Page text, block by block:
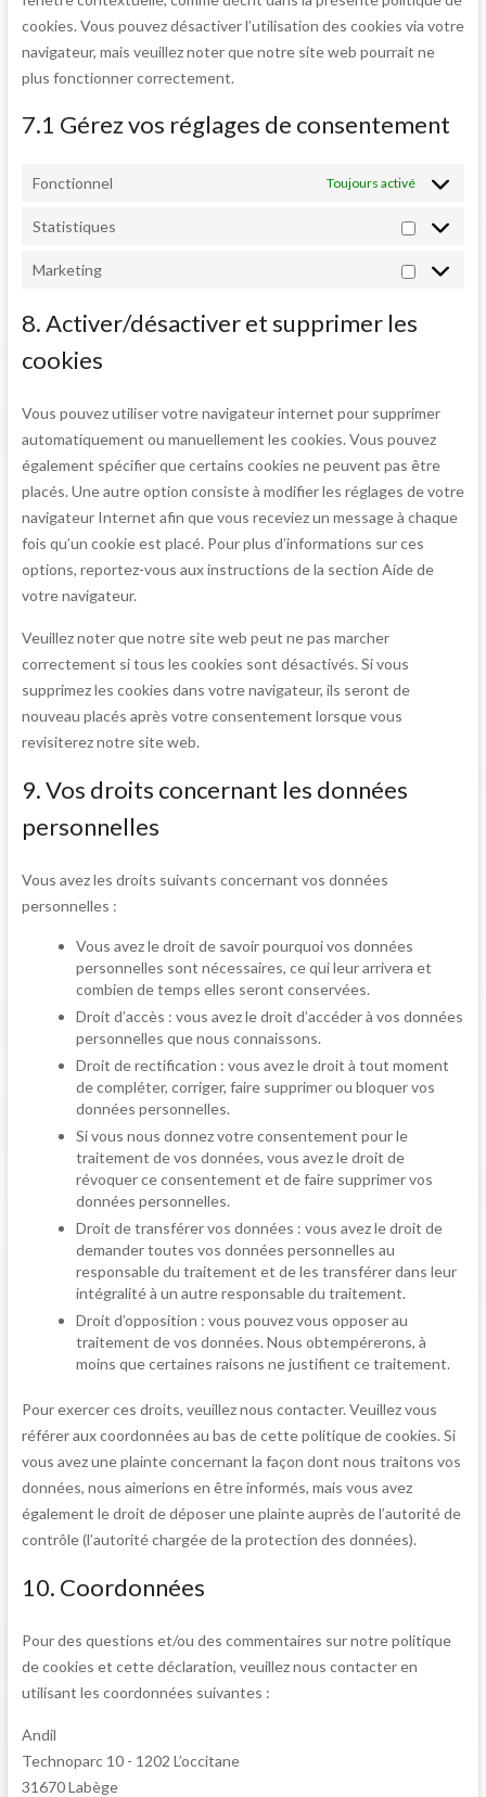
cookies. Vous pouvez désactiver l’utilisation des cookies via votre
navigateur, mais veuillez noter que notre site web pourrait ne
plus fonctionner correctement.
7.1 Gérez vos réglages de consentement
Fonctionnel Toujours activé
Statistiques
Marketing
8. Activer/désactiver et supprimer les
cookies
Vous pouvez utiliser votre navigateur internet pour supprimer
automatiquement ou manuellement les cookies. Vous pouvez
également spécifier que certains cookies ne peuvent pas être
placés. Une autre option consiste à modifier les réglages de votre
navigateur Internet afin que vous receviez un message à chaque
fois qu’un cookie est placé. Pour plus d’informations sur ces
options, reportez-vous aux instructions de la section Aide de
votre navigateur.
Veuillez noter que notre site web peut ne pas marcher
correctement si tous les cookies sont désactivés. Si vous
supprimez les cookies dans votre navigateur, ils seront de
nouveau placés après votre consentement lorsque vous
revisiterez notre site web.
9. Vos droits concernant les données
personnelles
Vous avez les droits suivants concernant vos données
personnelles :
Vous avez le droit de savoir pourquoi vos données
personnelles sont nécessaires, ce qui leur arrivera et
combien de temps elles seront conservées.
Droit d’accès : vous avez le droit d’accéder à vos données
personnelles que nous connaissons.
Droit de rectification : vous avez le droit à tout moment
de compléter, corriger, faire supprimer ou bloquer vos
données personnelles.
Si vous nous donnez votre consentement pour le
traitement de vos données, vous avez le droit de
révoquer ce consentement et de faire supprimer vos
données personnelles.
Droit de transférer vos données : vous avez le droit de
demander toutes vos données personnelles au
responsable du traitement et de les transférer dans leur
intégralité à un autre responsable du traitement.
Droit d’opposition : vous pouvez vous opposer au
traitement de vos données. Nous obtempérerons, à
moins que certaines raisons ne justifient ce traitement.
Pour exercer ces droits, veuillez nous contacter. Veuillez vous
référer aux coordonnées au bas de cette politique de cookies. Si
vous avez une plainte concernant la façon dont nous traitons vos
données, nous aimerions en être informés, mais vous avez
également le droit de déposer une plainte auprès de l’autorité de
contrôle (l’autorité chargée de la protection des données).
10. Coordonnées
Pour des questions et/ou des commentaires sur notre politique
de cookies et cette déclaration, veuillez nous contacter en
utilisant les coordonnées suivantes :
Andil
Technoparc 10 - 1202 L’occitane
31670 Labège